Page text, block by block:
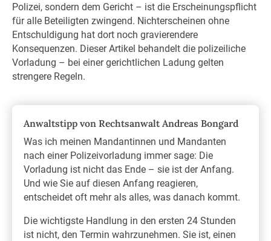
Polizei, sondern dem Gericht – ist die Erscheinungspflicht
für alle Beteiligten zwingend. Nichterscheinen ohne
Entschuldigung hat dort noch gravierendere
Konsequenzen. Dieser Artikel behandelt die polizeiliche
Vorladung – bei einer gerichtlichen Ladung gelten
strengere Regeln.
Anwaltstipp von Rechtsanwalt Andreas Bongard
Was ich meinen Mandantinnen und Mandanten
nach einer Polizeivorladung immer sage: Die
Vorladung ist nicht das Ende – sie ist der Anfang.
Und wie Sie auf diesen Anfang reagieren,
entscheidet oft mehr als alles, was danach kommt.
Die wichtigste Handlung in den ersten 24 Stunden
ist nicht, den Termin wahrzunehmen. Sie ist, einen